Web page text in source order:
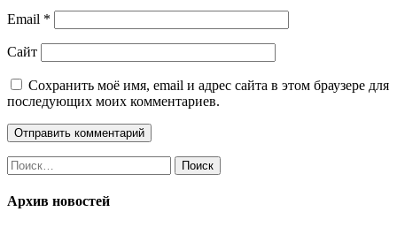
Email *
Сайт
Сохранить моё имя, email и адрес сайта в этом браузере для
последующих моих комментариев.
Найти:
Архив новостей